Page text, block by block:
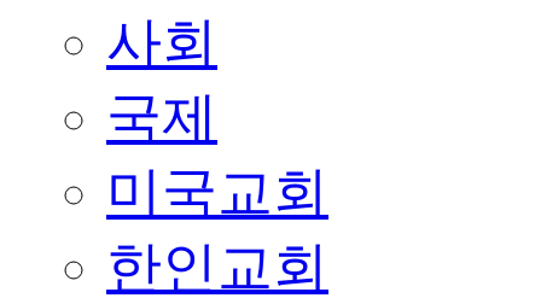
사회
국제
미국교회
한인교회